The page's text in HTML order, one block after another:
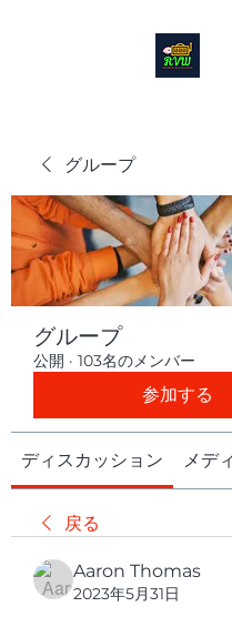
グループ
グループ
公開 · 103名のメンバー
参加する
ディスカッション メデ
戻る
Aaron Thomas
2023年5月31日